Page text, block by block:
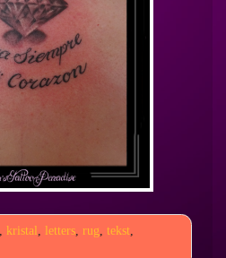
kristal letters, rug tekst,